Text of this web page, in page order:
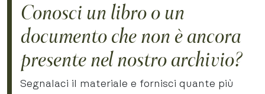
Conosci un libro o un
documento che non è ancora
presente nel nostro archivio?
Segnalaci il materiale e fornisci quante più